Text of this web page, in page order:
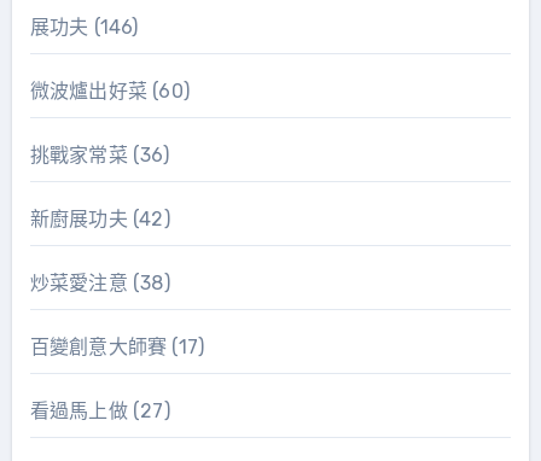
展功夫 (146)
微波爐出好菜 (60)
挑戰家常菜 (36)
新廚展功夫 (42)
炒菜愛注意 (38)
百變創意大師賽 (17)
看過馬上做(27)